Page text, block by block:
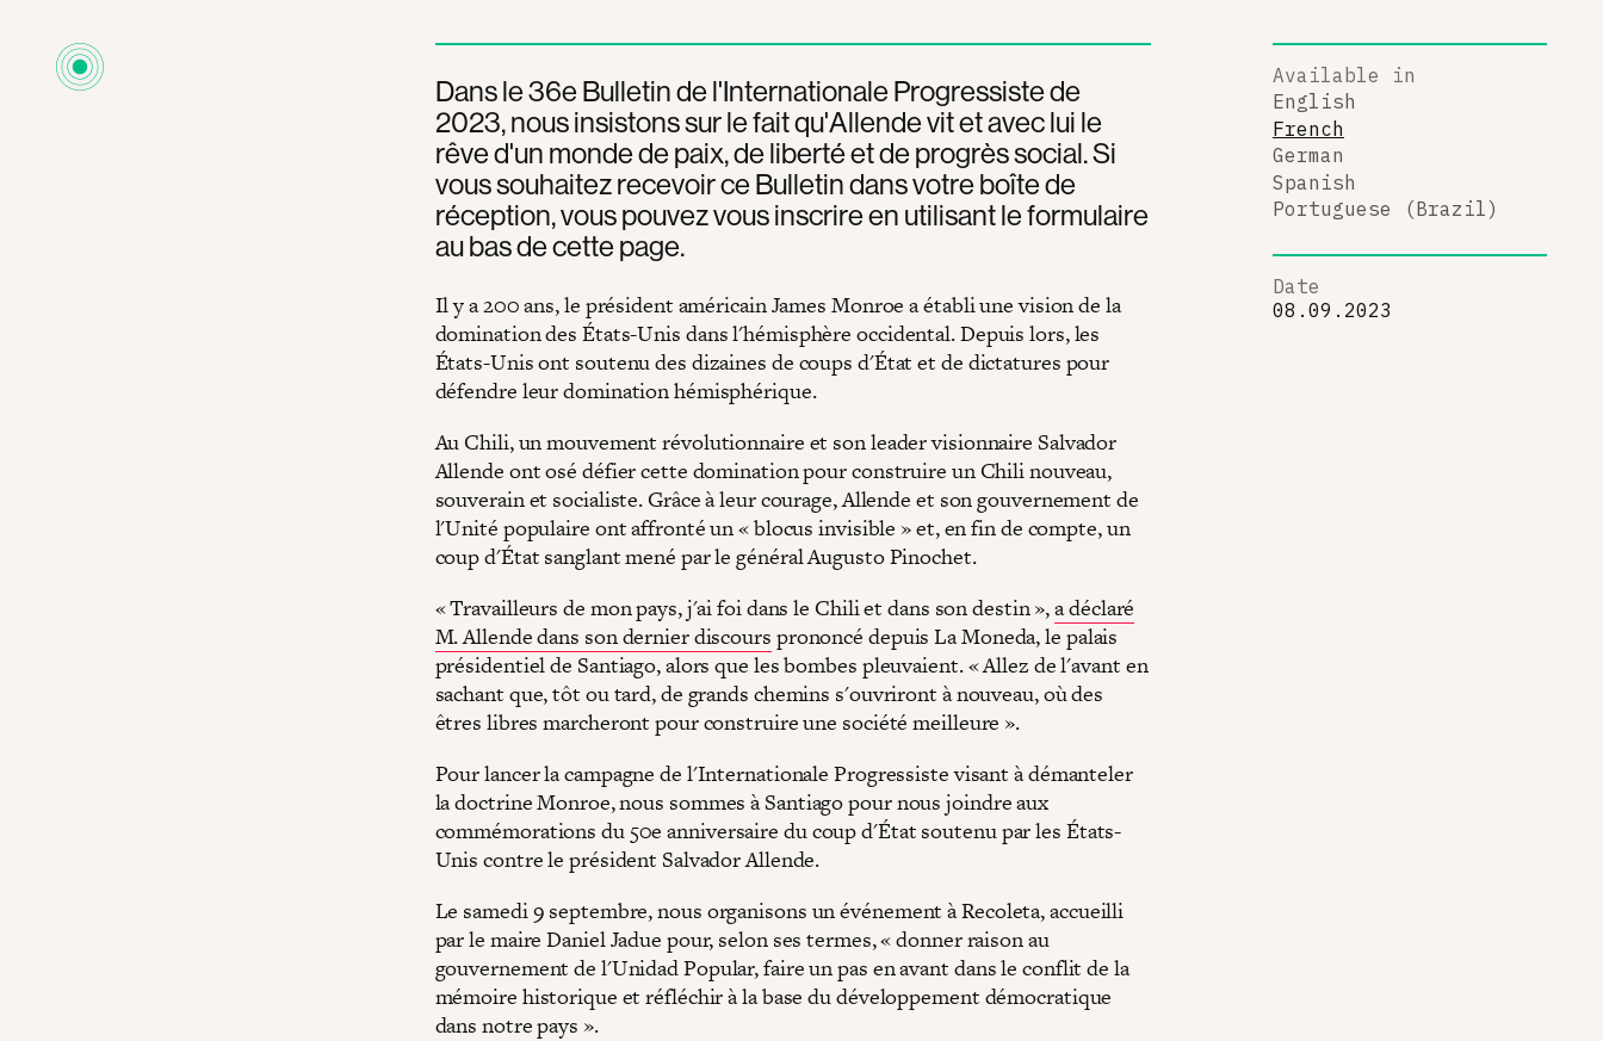
Dans le 36e Bulletin de l'Internationale Progressiste de
2023, nous insistons sur le fait qu'Allende vit et avec lui le
rêve d'un monde de paix, de liberté et de progrès social. Si
vous souhaitez recevoir ce Bulletin dans votre boîte de
réception, vous pouvez vous inscrire en utilisant le formulaire
au bas de cette page.
Il y a 200 ans, le président américain James Monroe a établi une vision de la
domination des États-Unis dans l'hémisphère occidental. Depuis lors, les
États-Unis ont soutenu des dizaines de coups d'État et de dictatures pour
défendre leur domination hémisphérique.
Au Chili, un mouvement révolutionnaire et son leader visionnaire Salvador
Allende ont osé défier cette domination pour construire un Chili nouveau,
souverain et socialiste. Grâce à leur courage, Allende et son gouvernement de
l'Unité populaire ont affronté un « blocus invisible » et, en fin de compte, un
coup d'État sanglant mené par le général Augusto Pinochet.
« Travailleurs de mon pays, j'ai foi dans le Chili et dans son destin »,a déclaré
M. Allende dans son dernier discours prononcé depuis La Moneda, le palais
présidentiel de Santiago, alors que les bombes pleuvaient. « Allez de l'avant en
sachant que, tôt ou tard, de grands chemins s'ouvriront à nouveau, où des
êtres libres marcheront pour construire une société meilleure ».
Pour lancer la campagne de l'Internationale Progressiste visant à démanteler
la doctrine Monroe, nous sommes à Santiago pour nous joindre aux
commémorations du 50e anniversaire du coup d'État soutenu par les États-
Unis contre le président Salvador Allende.
Le samedi 9 septembre, nous organisons un événement à Recoleta, accueilli
par le maire Daniel Jadue pour, selon ses termes, « donner raison au
gouvernement de l'Unidad Popular, faire un pas en avant dans le conflit de la
mémoire historique et réfléchir à la base du développement démocratique
dans notre pays ».
Available in
English
French
German
Spanish
Portuguese (Brazil)
Date
08.09.2023